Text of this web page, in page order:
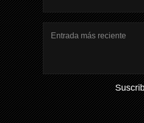
Entrada más reciente